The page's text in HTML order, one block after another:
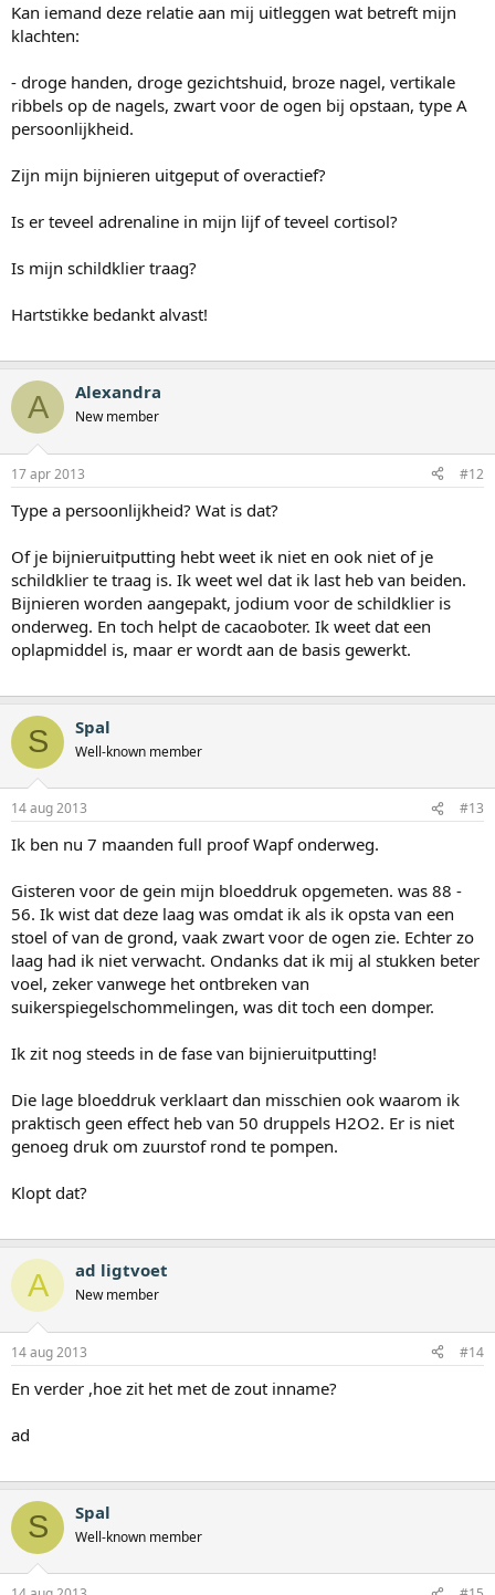
Kan iemand deze relatie aan mij uitleggen wat betreft mijn
klachten:
- droge handen, droge gezichtshuid, broze nagel, vertikale
ribbels op de nagels, zwart voor de ogen bij opstaan, type A
persoonlijkheid.
Zijn mijn bijnieren uitgeput of overactief?
Is er teveel adrenaline in mijn lijf of teveel cortisol?
Is mijn schildklier traag?
Hartstikke bedankt alvast!
A Alexandra
New member
17 apr 2013 #12
Type a persoonlijkheid? Wat is dat?
Of je bijnieruitputting hebt weet ik niet en ook niet of je
schildklier te traag is. Ik weet wel dat ik last heb van beiden.
Bijnieren worden aangepakt, jodium voor de schildklier is
onderweg. En toch helpt de cacaoboter. Ik weet dat een
oplapmiddel is, maar er wordt aan de basis gewerkt.
S Spal
Well-known member
14 aug 2013 #13
Ik ben nu 7 maanden full proof Wapf onderweg.
Gisteren voor de gein mijn bloeddruk opgemeten. was 88 -
56. Ik wist dat deze laag was omdat ik als ik opsta van een
stoel of van de grond, vaak zwart voor de ogen zie. Echter zo
laag had ik niet verwacht. Ondanks dat ik mij al stukken beter
voel, zeker vanwege het ontbreken van
suikerspiegelschommelingen, was dit toch een domper.
Ik zit nog steeds in de fase van bijnieruitputting!
Die lage bloeddruk verklaart dan misschien ook waarom ik
praktisch geen effect heb van 50 druppels H2O2. Er is niet
genoeg druk om zuurstof rond te pompen.
Klopt dat?
A ad ligtvoet
New member
14 aug 2013 #14
En verder ,hoe zit het met de zout inname?
ad
S Spal
Well-known member